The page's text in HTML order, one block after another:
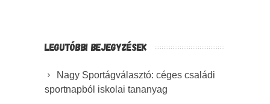
LEGUTÓBBI BEJEGYZÉSEK
Nagy Sportágválasztó: céges családi
sportnapból iskolai tananyag